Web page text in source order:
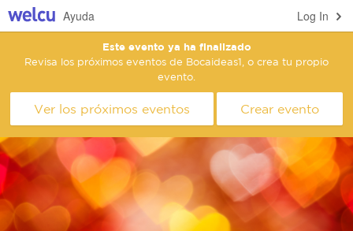
Log In
Ayuda
Este evento ya ha finalizado
Revisa los próximos eventos de Bocaideas1, o crea tu propio
evento.
Ver los próximos eventos Crear evento